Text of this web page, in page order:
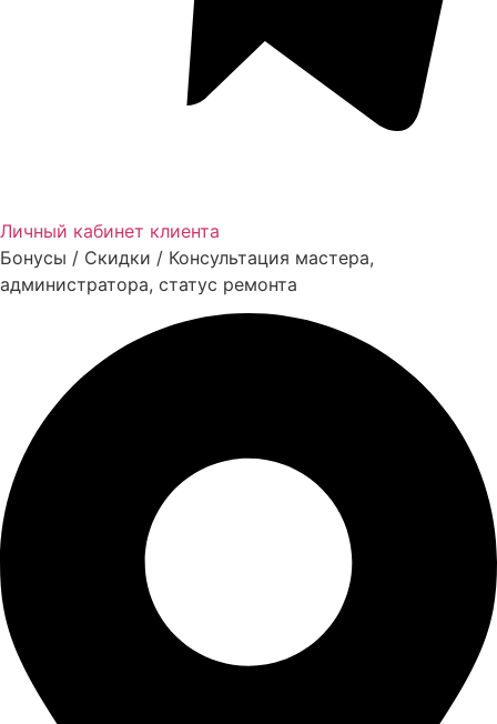
Личный кабинет клиента
Бонусы / Скидки / Консультация мастера,
администратора, статус ремонта